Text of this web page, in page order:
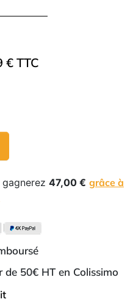
€ TTC
47,00 € grâce à
50€ HT en Colissimo